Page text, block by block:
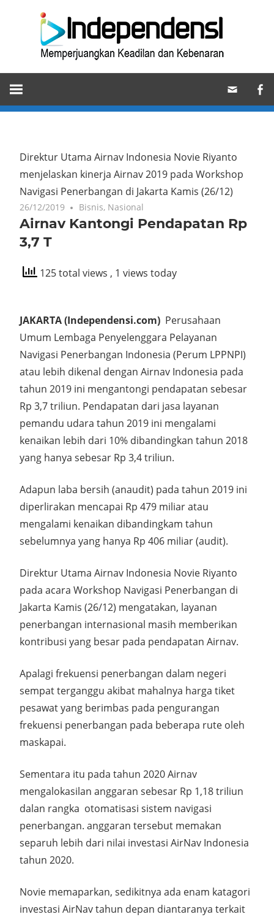
Memperjuangkan
Keadilan
dan
Direktur Utama Airnav Indonesia Novie Riyanto
menjelaskan kinerja Airnav 2019 pada Workshop
Navigasi Penerbangan di Jakarta Kamis (26/12)
26/12/2019 Bisnis, Nasional
Airnav Kantongi Pendapatan Rp
3,7 T
125 total views , 1 views today
JAKARTA (Independensi.com) Perusahaan
Umum Lembaga Penyelenggara Pelayanan
Navigasi Penerbangan Indonesia (Perum LPPNPI)
atau lebih dikenal dengan Airnav Indonesia pada
tahun 2019 ini mengantongi pendapatan sebesar
Rp 3,7 triliun. Pendapatan dari jasa layanan
pemandu udara tahun 2019 ini mengalami
kenaikan lebih dari 10% dibandingkan tahun 2018
yang hanya sebesar Rp 3,4 triliun.
Adapun laba bersih (anaudit) pada tahun 2019 ini
diperlirakan mencapai Rp 479 miliar atau
mengalami kenaikan dibandingkam tahun
sebelumnya yang hanya Rp 406 miliar (audit).
Direktur Utama Airnav Indonesia Novie Riyanto
pada acara Workshop Navigasi Penerbangan di
Jakarta Kamis (26/12) mengatakan, layanan
penerbangan internasional masih memberikan
kontribusi yang besar pada pendapatan Airnav.
Apalagi frekuensi penerbangan dalam negeri
sempat terganggu akibat mahalnya harga tiket
pesawat yang berimbas pada pengurangan
frekuensi penerbangan pada beberapa rute oleh
maskapai.
Sementara itu pada tahun 2020 Airnav
mengalokasilan anggaran sebesar Rp 1,18 triliun
dalan rangka otomatisasi sistem navigasi
penerbangan. anggaran tersebut memakan
separuh lebih dari nilai investasi AirNav Indonesia
tahun 2020.
Novie memaparkan, sedikitnya ada enam katagori
investasi AirNav tahun depan diantaranya terkait